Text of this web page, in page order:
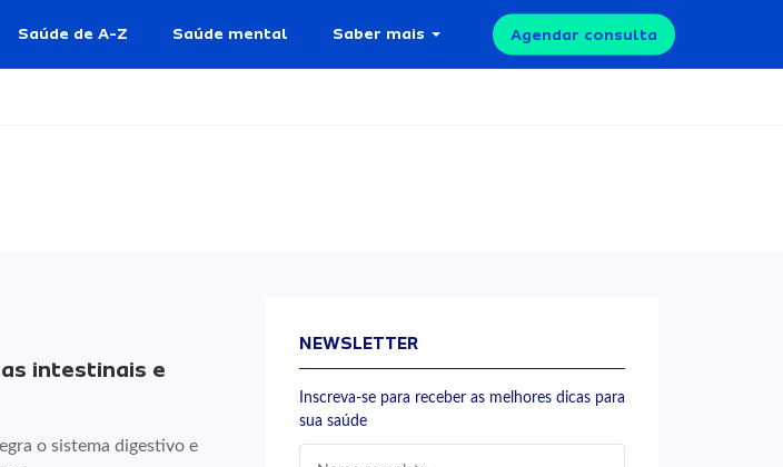
Saúde de A-Z Saúde mental Saber mais Agendar consulta
intestinais e
o sistema digestivo e
NEWSLETTER
Inscreva-se para receber as melhores dicas para
sua saúde